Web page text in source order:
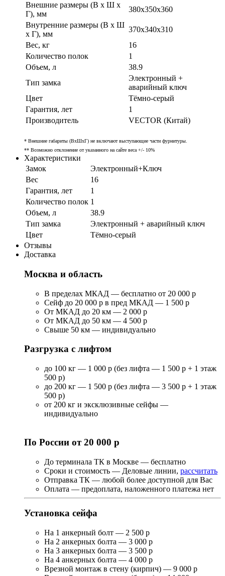
Внешние размеры (В х Ш х
Г), мм
380х350х360
Внутренние размеры (В х Ш
х Г), мм
370х340х310
Вес, кг
16
Количество полок
1
Объем, л
38.9
Тип замка
Электронный +
аварийный ключ
Цвет
Тёмно-серый
Гарантия, лет
1
Производитель
VECTOR (Китай)
* Внешние габариты (ВхШхГ) не включают выступающие части фурнитуры.
** Возможно отклонение от указанного на сайте веса +/- 10%
Характеристики
Замок
Электронный+Ключ
Вес
16
Гарантия, лет
1
Количество полок 1
Объем, л
38.9
Тип замка
Электронный + аварийный ключ
Цвет
Тёмно-серый
Отзывы
Доставка
Москва и область
В пределах МКАД — бесплатно от 20 000 р
Сейф до 20 000 р в пред МКАД — 1 500 р
От МКАД до 20 км — 2 000 р
От МКАД до 50 км — 4 500 р
Свыше 50 км — индивидуально
Разгрузка с лифтом
до 100 кг — 1 000 р (без лифта — 1 500 р + 1 этаж
500 р)
до 200 кг — 1 500 р (без лифта — 3 500 р + 1 этаж
500 р)
от 200 кг и эксклюзивные сейфы —
индивидуально
По России от 20 000 р
До терминала ТК в Москве — бесплатно
Сроки и стоимость — Деловые линии, рассчитать
Отправка ТК — любой более доступной для Вас
Оплата — предоплата, наложенного платежа нет
Установка сейфа
На 1 анкерный болт — 2 500 р
На 2 анкерных болта — 3 000 р
На 3 анкерных болта — 3 500 р
На 4 анкерных болта — 4 000 р
Врезной монтаж в стену (кирпич) — 9 000 р